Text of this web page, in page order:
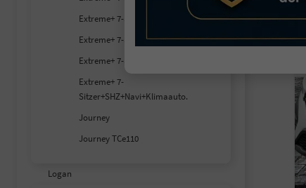
Extreme+ 7-S SHZ
Extreme+ 7-S SHZ+RFK
Extreme+ 7-S SHZ+RFK+Carplay
Extreme+ 7-
Sitzer+SHZ+Navi+Klimaauto.
Journey
Journey TCe110
Logan